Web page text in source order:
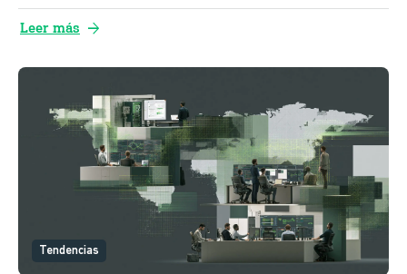
Leer más arrow_forward
Tendencias